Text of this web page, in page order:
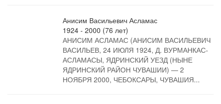
Анисим Васильевич Асламас
1924 - 2000 (76 лет)
АНИСИМ АСЛАМАС (АНИСИМ ВАСИЛЬЕВИЧ
ВАСИЛЬЕВ, 24 ИЮЛЯ 1924, Д. ВУРМАНКАС-
АСЛАМАСЫ, ЯДРИНСКИЙ УЕЗД (НЫНЕ
ЯДРИНСКИЙ РАЙОН ЧУВАШИИ) — 2
НОЯБРЯ 2000, ЧЕБОКСАРЫ, ЧУВАШИЯ...